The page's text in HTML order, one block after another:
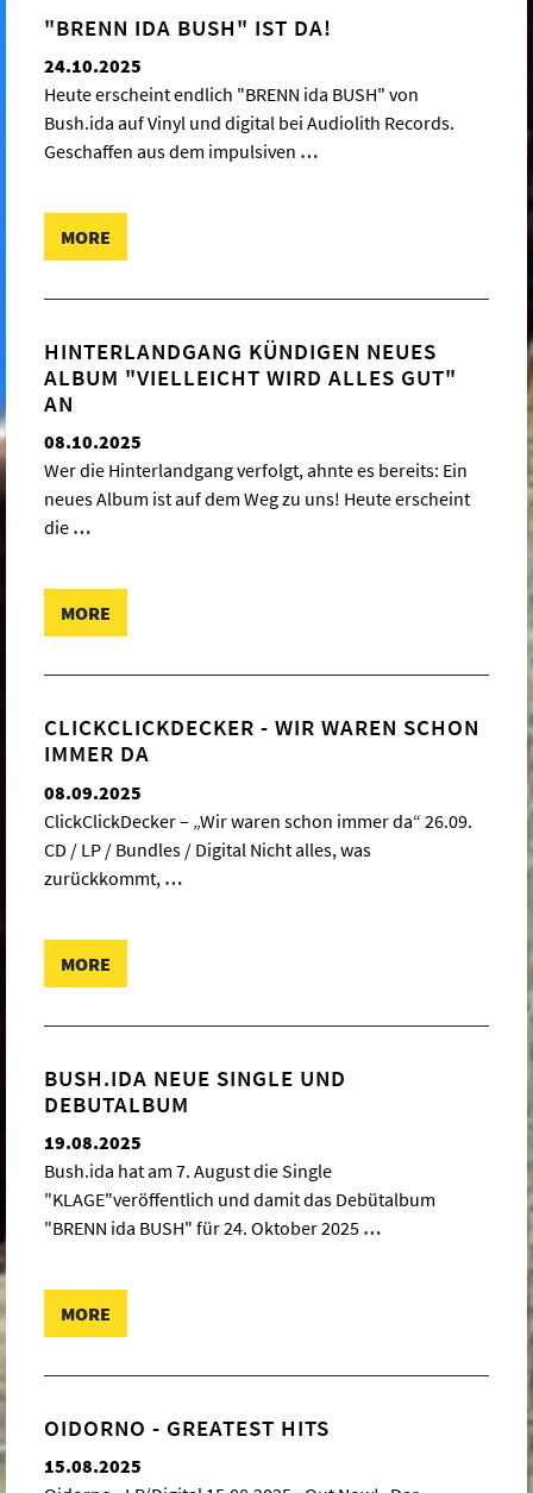
"BRENN IDA BUSH" IST DA!
24.10.2025
Heute erscheint endlich "BRENN ida BUSH" von
Bush.ida auf Vinyl und digital bei Audiolith Records.
Geschaffen aus dem impulsiven …
MORE
HINTERLANDGANG KÜNDIGEN NEUES
ALBUM "VIELLEICHT WIRD ALLES GUT"
AN
08.10.2025
Wer die Hinterlandgang verfolgt, ahnte es bereits: Ein
neues Album ist auf dem Weg zu uns! Heute erscheint
die …
MORE
CLICKCLICKDECKER - WIR WAREN SCHON
IMMER DA
08.09.2025
ClickClickDecker – „Wir waren schon immer da“ 26.09.
CD / LP / Bundles / Digital Nicht alles, was
zurückkommt, …
MORE
BUSH.IDA NEUE SINGLE UND
DEBUTALBUM
19.08.2025
Bush.ida hat am 7. August die Single
"KLAGE"veröffentlich und damit das Debütalbum
"BRENN ida BUSH" für 24. Oktober 2025 …
MORE
OIDORNO - GREATEST HITS
15.08.2025